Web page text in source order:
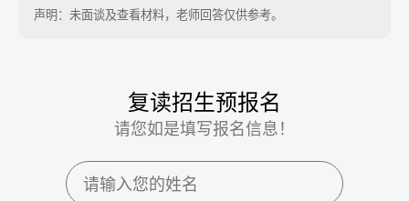
声明：未面谈及查看材料，老师回答仅供参考。
复读招生预报名
请您如是填写报名信息！